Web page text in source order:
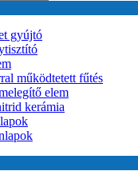
gyújtó
működtetett fűtés
elem
kerámia